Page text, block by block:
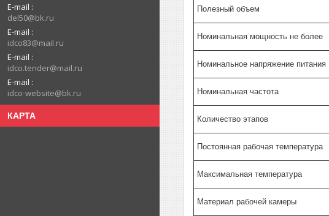
E-mail
del50@bk.ru
E-mail
idco83@mail.ru
E-mail
idco.tender@mail.ru
E-mail
idco-website@bk.ru
КАРТА
Полезный объем
Номинальная мощность не более
Номинальное напряжение питания
Номинальная частота
Количество этапов
Постоянная рабочая температура
Максимальная температура
Материал рабочей камеры